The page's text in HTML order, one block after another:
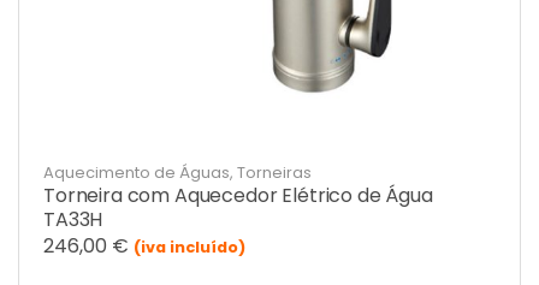
Aquecimento de Águas, Torneiras
Torneira com Aquecedor Elétrico de Água
TA33H
246,00 € (iva incluído)